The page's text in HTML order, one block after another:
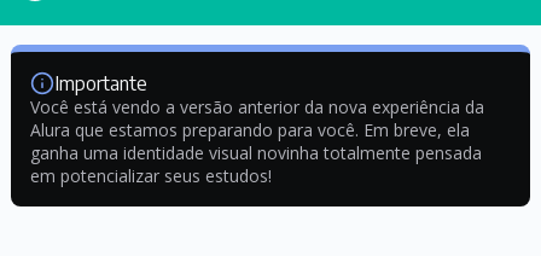
Importante
Você está vendo a versão anterior da nova experiência da
Alura que estamos preparando para você. Em breve, ela
ganha uma identidade visual novinha totalmente pensada
em potencializar seus estudos!